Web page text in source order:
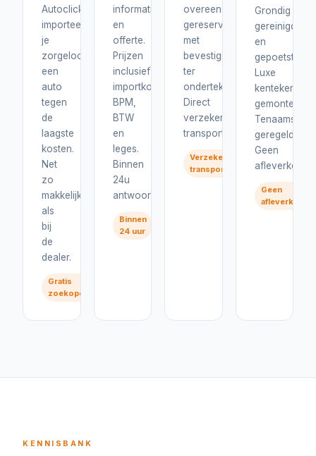
Autoclick
importeer
je
zorgeloos
een
auto
tegen
de
laagste
kosten.
Net
zo
makkelijk
als
bij
de
dealer.
Gratis
zoekopdracht
informatie
en
offerte.
Prijzen
inclusief
importkosten,
BPM,
BTW
en
leges.
Binnen
24u
antwoord.
Binnen
24 uur
overeenstemming
gereserveerd
met
bevestiging
ter
ondertekening.
Direct
verzekerd
transport.
Verzekerd
transport
Grondig
gereinigd
en
gepoetst.
Luxe
gemonteerd.
geregeld.
Geen
Geen
afleverkosten
KENNISBANK